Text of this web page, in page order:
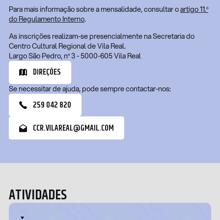
As inscrições realizam-se presencialmente na Secretaria do
Centro Cultural Regional de Vila Real.
Largo São Pedro, nº 3 - 5000-605 Vila Real
DIREÇÕES
Se necessitar de ajuda, pode sempre contactar-nos:
259 042 820
CCR.VILAREAL@GMAIL.COM
Para mais informação sobre a mensalidade, consultar oartigo 11.º
do Regulamento Interno.
ATIVIDADES